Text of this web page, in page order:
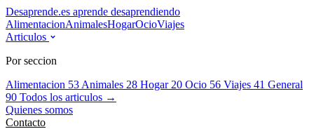
Desaprende.es aprende desaprendiendo
AlimentacionAnimalesHogarOcioViajes
Articulos
Por seccion
Alimentacion 53 Animales 28 Hogar 20 Ocio 56 Viajes 41 General
90 Todos los articulos →
Quienes somos
Contacto